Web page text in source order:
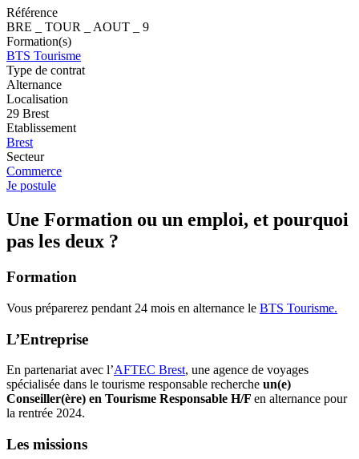
Référence
BRE _ TOUR _ AOUT _ 9
Formation(s)
BTS Tourisme
Type de contrat
Alternance
Localisation
29 Brest
Etablissement
Brest
Secteur
Commerce
Je postule
Une Formation ou un emploi, et pourquoi
pas les deux ?
Formation
Vous préparerez pendant 24 mois en alternance le BTS Tourisme.
L’Entreprise
En partenariat avec l’AFTEC Brest, une agence de voyages
spécialisée dans le tourisme responsable recherche un(e)
Conseiller(ère) en Tourisme Responsable H/F en alternance pour
la rentrée 2024.
Les missions